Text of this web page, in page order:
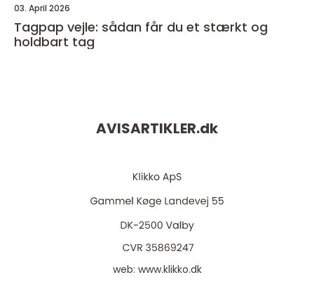
03. April 2026
Tagpap vejle: sådan får du et stærkt og
holdbart tag
AVISARTIKLER.dk
web: www.klikko.dk